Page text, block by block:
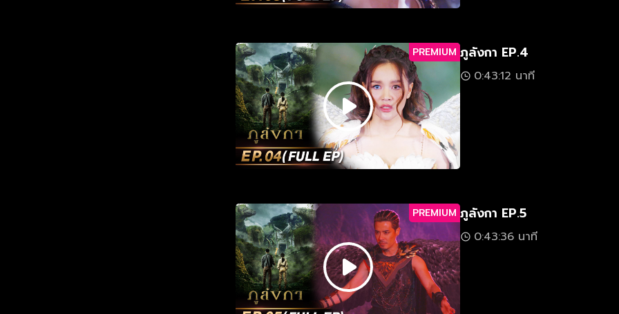
PREMIUM ภูลังกา EP.4
0:43:12 นาที
PREMIUM ภูลังกา EP.5
0:43:36 นาที